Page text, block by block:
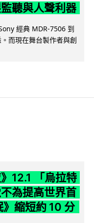
聽與人聲利器
經典 MDR-7506 到
而現在舞台製作者與創
12.1 「烏拉特
為提高世界首
縮短約 10 分